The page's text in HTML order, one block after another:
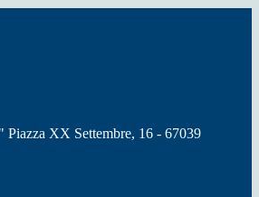
XX Settembre, 16 - 67039